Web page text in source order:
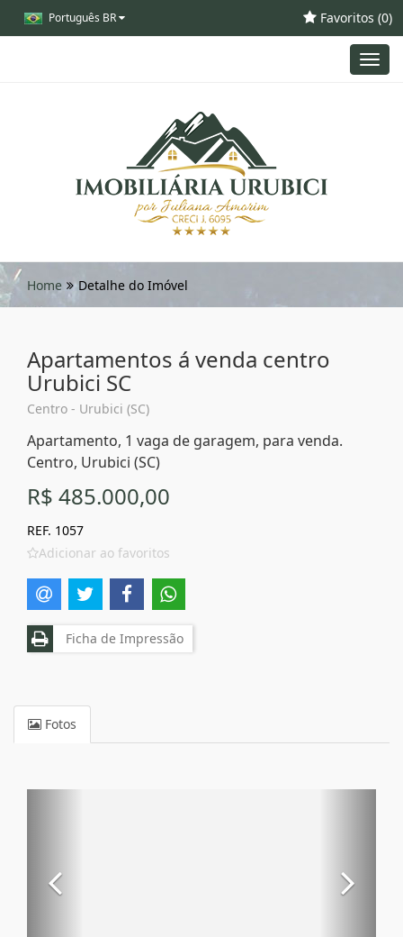
Português BR Favoritos (0)
Home Detalhe do Imóvel
Apartamentos á venda centro
Urubici SC
Centro - Urubici (SC)
Apartamento, 1 vaga de garagem, para venda.
Centro, Urubici (SC)
R$ 485.000,00
REF. 1057
Adicionar ao favoritos
Ficha de Impressão
Fotos